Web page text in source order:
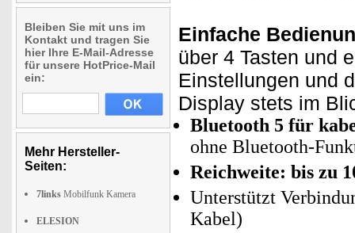
Bleiben Sie mit uns im
Kontakt und tragen Sie
hier Ihre E-Mail-Adresse
für unsere HotPrice-Mail
ein:
Mehr Hersteller-
Seiten:
7links Mobilfunk Kamera
ELESION
Einfache
über 4 Tasten und
Einstellungen und
Display stets im
Bluetooth 5 für
ohne Bluetooth-
Reichweite: bis zu
Unterstützt
Kabel)